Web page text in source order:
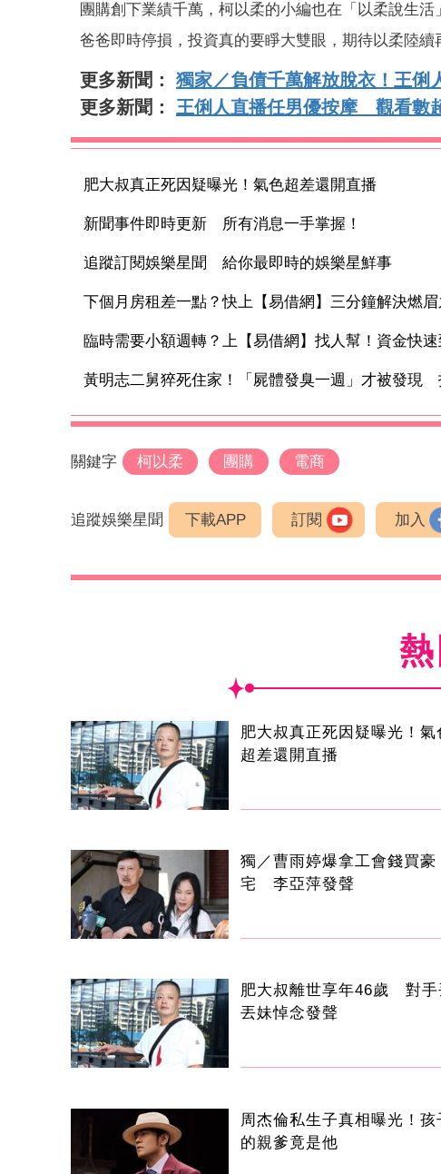
團購創下業績千萬，柯以柔的小編也在「以柔說生
爸爸即時停損，投資真的要睜大雙眼，期待以柔陸續
更多新聞： 獨家／負債千萬解放脫衣！王
更多新聞： 王俐人直播任男優按摩 觀看數
肥大叔真正死因疑曝光！氣色超差還開直播
新聞事件即時更新 所有消息一手掌握！
追蹤訂閱娛樂星聞 給你最即時的娛樂星鮮事
下個月房租差一點？快上【易借網】三分鐘解決燃眉
臨時需要小額週轉？上【易借網】找人幫！資金快速
黃明志二舅猝死住家！「屍體發臭一週」才被發現
關鍵字 柯以柔 團購 電商
追蹤娛樂星聞 下載APP 訂閱 加入
肥大叔真正死因疑曝光！氣
超差還開直播
獨／曹雨婷爆拿工會錢買豪
宅 李亞萍發聲
肥大叔離世享年46歲 對手
丟妹悼念發聲
周杰倫私生子真相曝光！孩
的親爹竟是他